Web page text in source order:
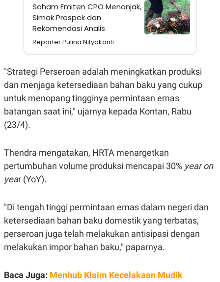
R
I
A
N
L
S
R
I
KANAL
P
S
A
T
D
I
A
G
E
S
Saham Emiten CPO Menanjak,
Simak Prospek dan
Rekomendasi Analis
Reporter Pulina Nityakanti
"Strategi Perseroan adalah meningkatkan produksi
dan menjaga ketersediaan bahan baku yang cukup
untuk menopang tingginya permintaan emas
batangan saat ini," ujarnya kepada Kontan, Rabu
(23/4).
Thendra mengatakan, HRTA menargetkan
pertumbuhan volume produksi mencapai 30% year on
year (YoY).
"Di tengah tinggi permintaan emas dalam negeri dan
ketersediaan bahan baku domestik yang terbatas,
perseroan juga telah melakukan antisipasi dengan
melakukan impor bahan baku," paparnya.
Baca Juga: Menhub Klaim Kecelakaan Mudik